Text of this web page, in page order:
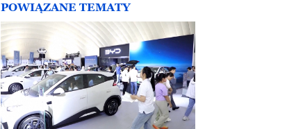
POWIĄZANE TEMATY